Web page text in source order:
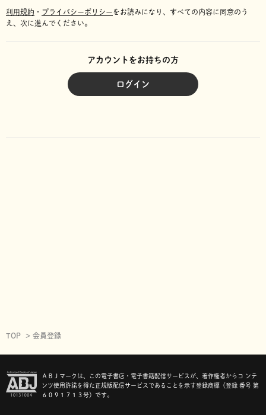
利用規約 ・ プライバシーポリシーをお読みになり、 すべての内容に同意のう
え、次に進んでください。
アカウントをお持ちの方
ログイン
TOP 会員登録
ＡＢＪマークは、この電子書店・電子書籍配信サービスが、著作権者からコ ンテ
ンツ使用許諾を得た正規版配信サービスであることを示す登録商標（登録 番号 第
６０９１７１３号）です。